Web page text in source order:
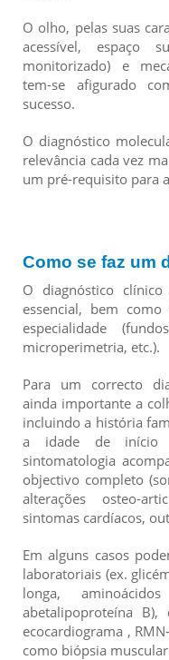
O olho, pelas suas
acessível, espaço
monitorizado) e
tem-se afigurado
sucesso.
O diagnóstico
relevância cada vez
um pré-requisito para
Como se faz um
O diagnóstico
essencial, bem
especialidade
microperimetria, etc.).
Para um correcto
ainda importante a
incluindo a história
a idade de início
sintomatologia
objectivo completo
alterações osteo-
sintomas cardíacos,
Em alguns casos
laboratoriais (ex.
longa,
abetalipoproteína
ecocardiograma ,
como biópsia